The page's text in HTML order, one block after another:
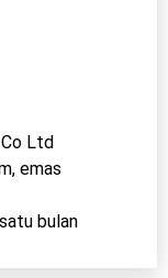
Ltd
emas
bulan